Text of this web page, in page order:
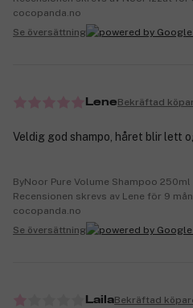
cocopanda.no
Se översättning
LeneBekräftad
Veldig god shampo, håret blir lett
ByNoor Pure Volume Shampoo 250ml
Recensionen skrevs av Lene för 9
cocopanda.no
Se översättning
LailaBekräftad